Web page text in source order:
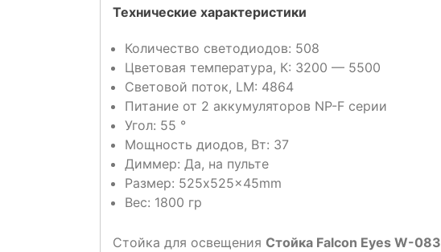
Технические характеристики
Количество светодиодов: 508
Цветовая температура, К: 3200 — 5500
Световой поток, LM: 4864
Питание от 2 аккумуляторов NP-F серии
Угол: 55 °
Мощность диодов, Вт: 37
Диммер: Да, на пульте
Размер: 525x525x45mm
Вес: 1800 гр
Стойка для освещения Стойка Falcon Eyes W-083